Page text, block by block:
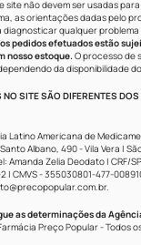
site não devem ser usadas
as orientações dadas pelo
diagnosticar qualquer
pedidos efetuados estão
nosso estoque.O processo de
da disponibilidade
SITE SÃO DIFERENTES
Latino Americana de
Albano, 490 - Vila Vera |
Zelia Deodato | CRF/
2 | CMVS - 355030801-477-
.
as determinações da
Preço Popular - Todos